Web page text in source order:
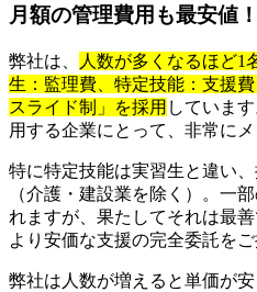
月額の管理費用も最安値！
弊社は、
人数が多くなるほど1
生：監理費、特定技能：支援
スライド制」を採用 していま
用する企業にとって、非常に
特に特定技能は実習生と違い
（介護・建設業を除く）。一
れますが、果たしてそれは最
より安価な支援の完全委託をご
弊社は人数が増えると単価が